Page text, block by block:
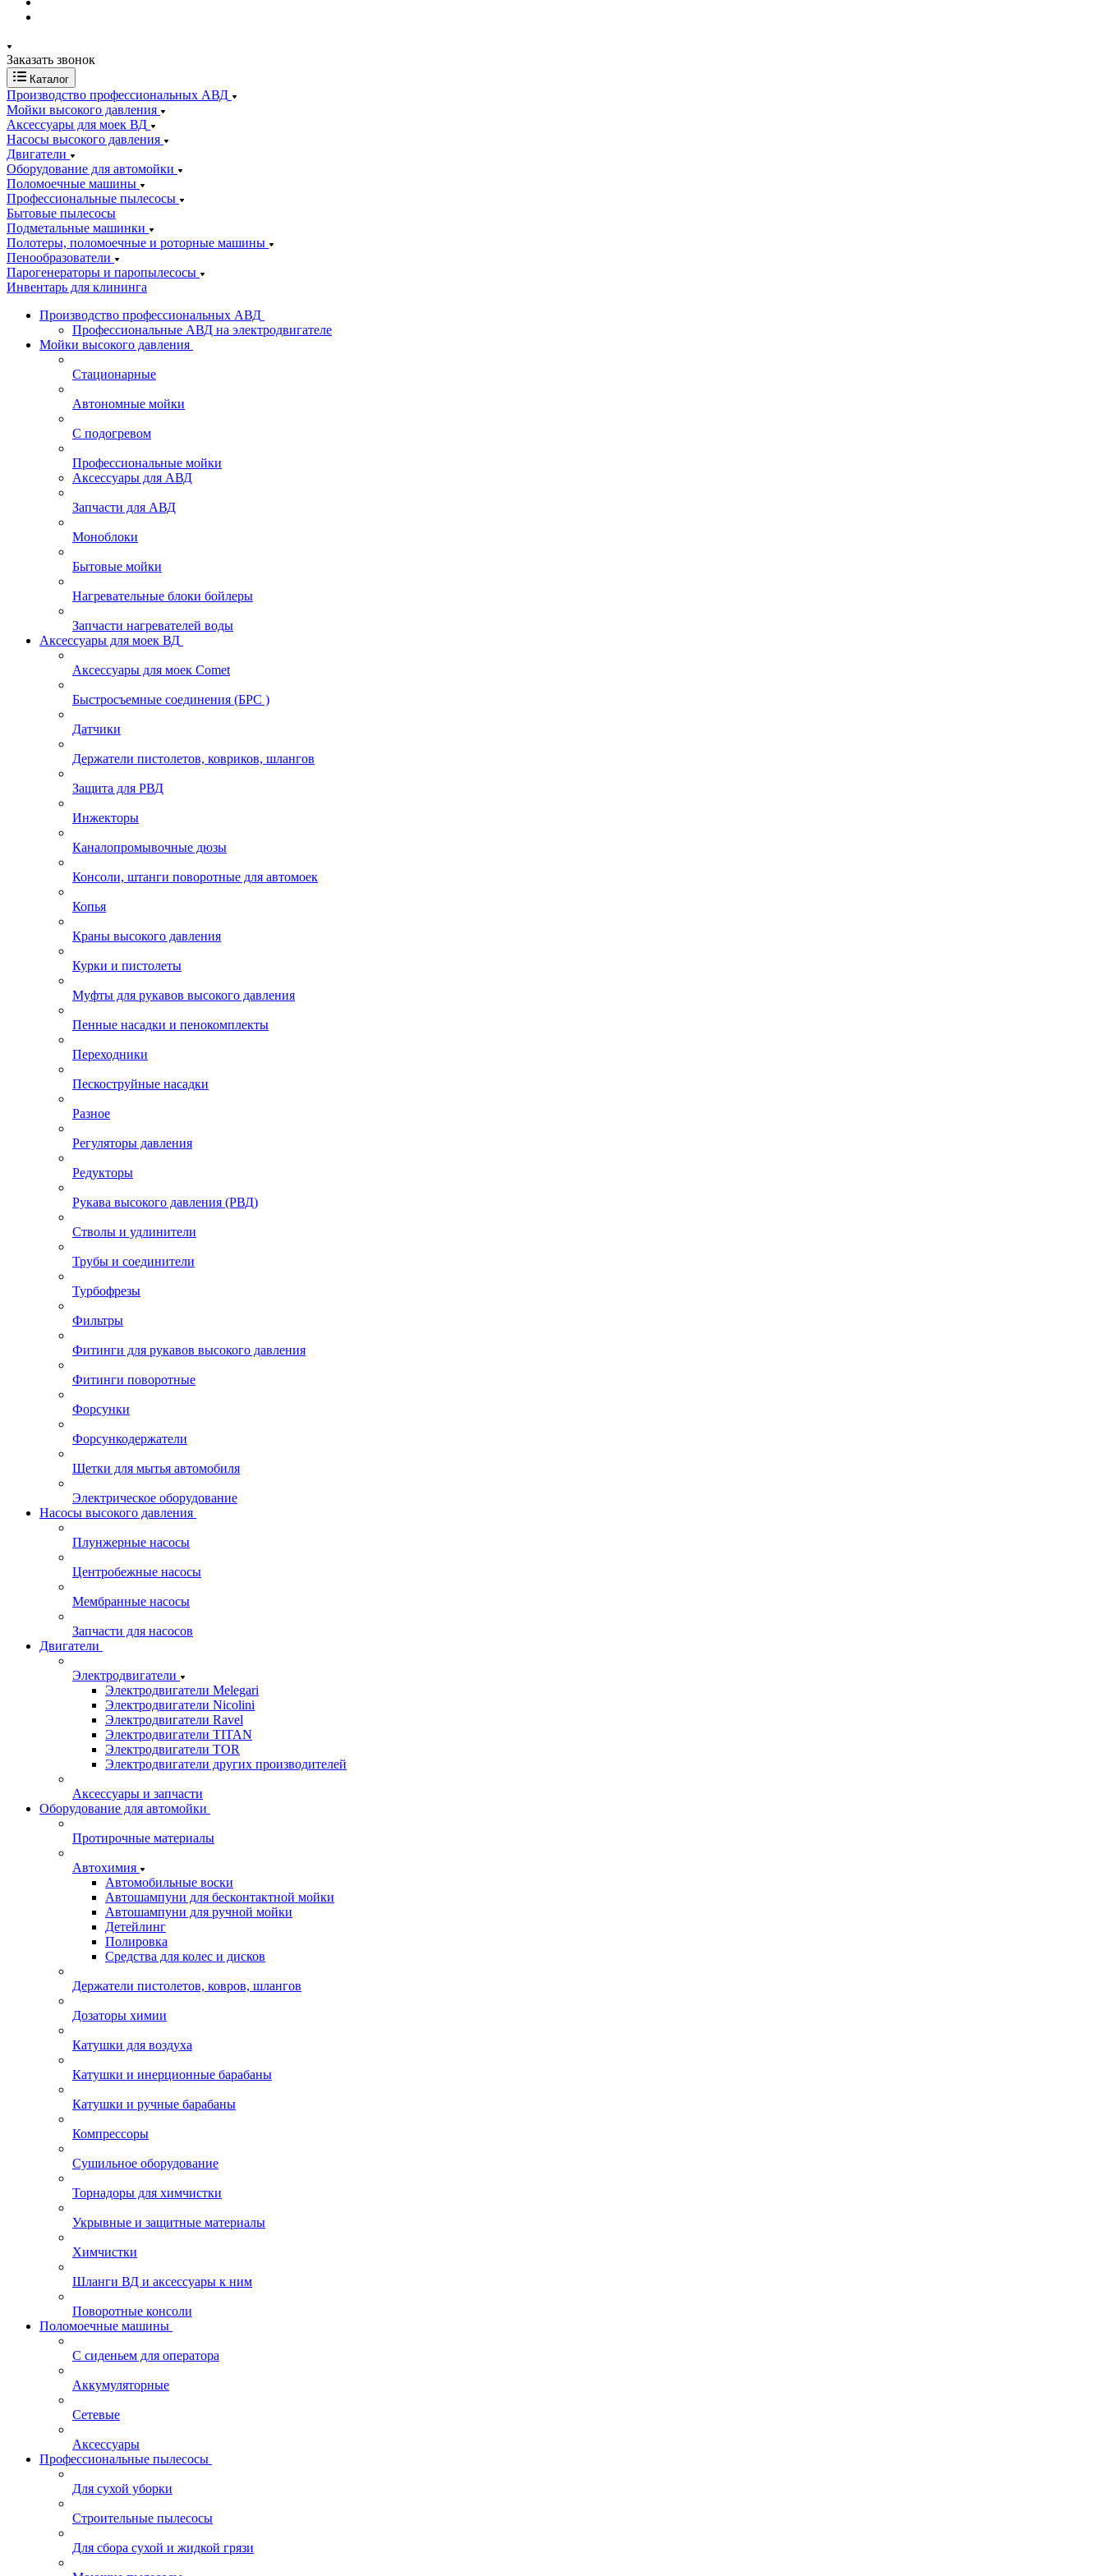
Заказать звонок
Каталог
Производство профессиональных АВД
Мойки высокого давления
Аксессуары для моек ВД
Насосы высокого давления
Двигатели
Оборудование для автомойки
Поломоечные машины
Профессиональные пылесосы
Бытовые пылесосы
Подметальные машинки
Полотеры, поломоечные и роторные машины
Пенообразователи
Парогенераторы и паропылесосы
Инвентарь для клининга
Производство профессиональных АВД
Профессиональные АВД на электродвигателе
Мойки высокого давления
Стационарные
Автономные мойки
С подогревом
Профессиональные мойки
Аксессуары для АВД
Запчасти для АВД
Моноблоки
Бытовые мойки
Нагревательные блоки бойлеры
Запчасти нагревателей воды
Аксессуары для моек ВД
Аксессуары для моек Comet
Быстросъемные соединения (БРС )
Датчики
Держатели пистолетов, ковриков, шлангов
Защита для РВД
Инжекторы
Каналопромывочные дюзы
Консоли, штанги поворотные для автомоек
Копья
Краны высокого давления
Курки и пистолеты
Муфты для рукавов высокого давления
Пенные насадки и пенокомплекты
Переходники
Пескоструйные насадки
Разное
Регуляторы давления
Редукторы
Рукава высокого давления (РВД)
Стволы и удлинители
Трубы и соединители
Турбофрезы
Фильтры
Фитинги для рукавов высокого давления
Фитинги поворотные
Форсунки
Форсункодержатели
Щетки для мытья автомобиля
Электрическое оборудование
Насосы высокого давления
Плунжерные насосы
Центробежные насосы
Мембранные насосы
Запчасти для насосов
Двигатели
Электродвигатели
Электродвигатели Melegari
Электродвигатели Nicolini
Электродвигатели Ravel
Электродвигатели TITAN
Электродвигатели TOR
Электродвигатели других производителей
Аксессуары и запчасти
Оборудование для автомойки
Протирочные материалы
Автохимия
Автомобильные воски
Автошампуни для бесконтактной мойки
Автошампуни для ручной мойки
Детейлинг
Полировка
Средства для колес и дисков
Держатели пистолетов, ковров, шлангов
Дозаторы химии
Катушки для воздуха
Катушки и инерционные барабаны
Катушки и ручные барабаны
Компрессоры
Сушильное оборудование
Торнадоры для химчистки
Укрывные и защитные материалы
Химчистки
Шланги ВД и аксессуары к ним
Поворотные консоли
Поломоечные машины
С сиденьем для оператора
Аккумуляторные
Сетевые
Аксессуары
Профессиональные пылесосы
Для сухой уборки
Строительные пылесосы
Для сбора сухой и жидкой грязи